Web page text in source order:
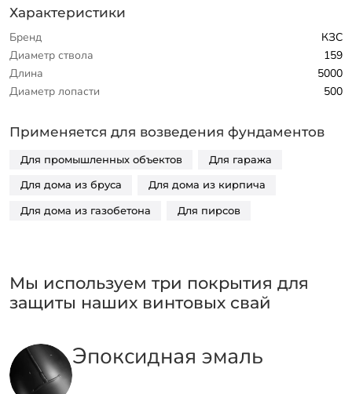
Характеристики
Бренд
КЗС
Диаметр ствола
159
Длина
5000
Диаметр лопасти
500
Применяется для возведения фундаментов
Для промышленных объектов Для гаража
Для дома из бруса Для дома из кирпича
Для дома из газобетона Для пирсов
Мы используем три покрытия для
защиты наших винтовых свай
Эпоксидная эмаль